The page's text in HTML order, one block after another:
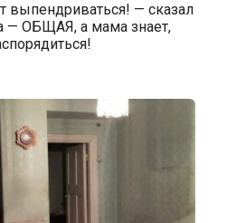
выпендриваться! — сказал
— ОБЩАЯ, а мама знает,